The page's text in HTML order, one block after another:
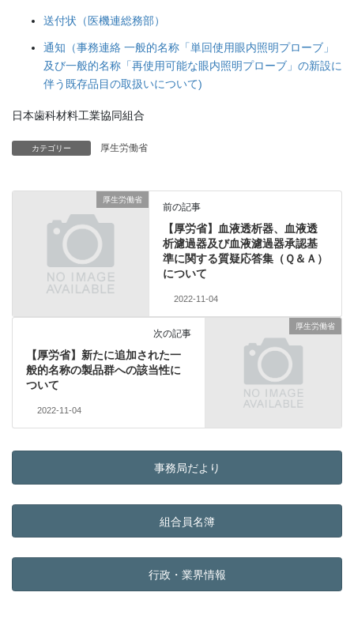
送付状（医機連総務部）
通知（事務連絡 一般的名称「単回使用眼内照明プローブ」
及び一般的名称「再使用可能な眼内照明プローブ」の新設に
伴う既存品目の取扱いについて)
日本歯科材料工業協同組合
カテゴリー 厚生労働省
厚生労働省
前の記事
【厚労省】血液透析器、血液透
析濾過器及び血液濾過器承認基
準に関する質疑応答集（Ｑ＆Ａ）
について
2022-11-04
厚生労働省
次の記事
【厚労省】新たに追加された一
般的名称の製品群への該当性に
ついて
2022-11-04
事務局だより
組合員名簿
行政・業界情報